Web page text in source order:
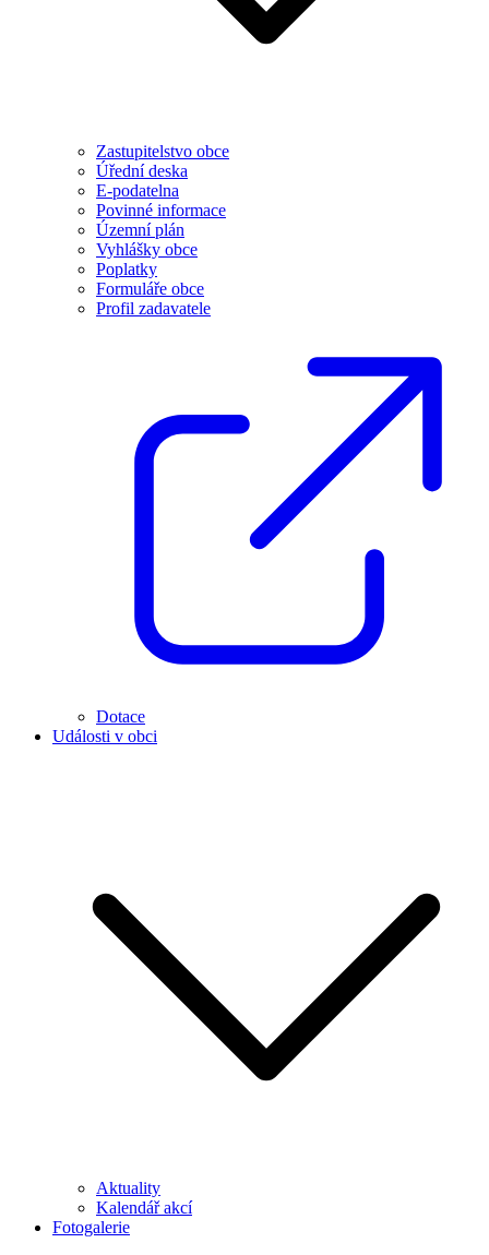
Zastupitelstvo obce
Úřední deska
E-podatelna
Povinné informace
Územní plán
Vyhlášky obce
Poplatky
Formuláře obce
Profil zadavatele
Dotace
Události v obci
Aktuality
Kalendář akcí
Fotogalerie